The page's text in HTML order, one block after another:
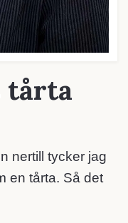
tårta
nertill tycker jag
en tårta. Så det